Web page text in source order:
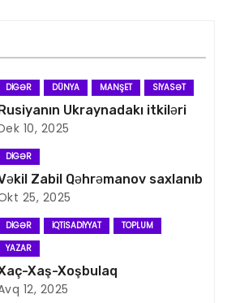
DIGƏR DÜNYA MANŞET SIYASƏT
Ukraynadakı itkiləri
10, 2025
DIGƏR
Zabil Qəhrəmanov saxlanıb
25, 2025
DIGƏR İQTISADIYYAT
TOPLUM
YAZAR
Xaş-Xoşbulaq
12, 2025